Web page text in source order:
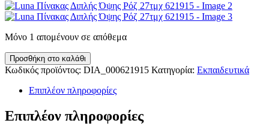
25.00€.είναι:
20.00€.
Μόνο 1 απομένουν σε απόθεμα
Luna
Πίνακας
Όψης
27τμχ
621915
Προσθήκη στο καλάθι
Κωδικός προϊόντος: DIA_000621915 Κατηγορία: Εκπαιδευτικά
Επιπλέον πληροφορίες
Επιπλέον πληροφορίες